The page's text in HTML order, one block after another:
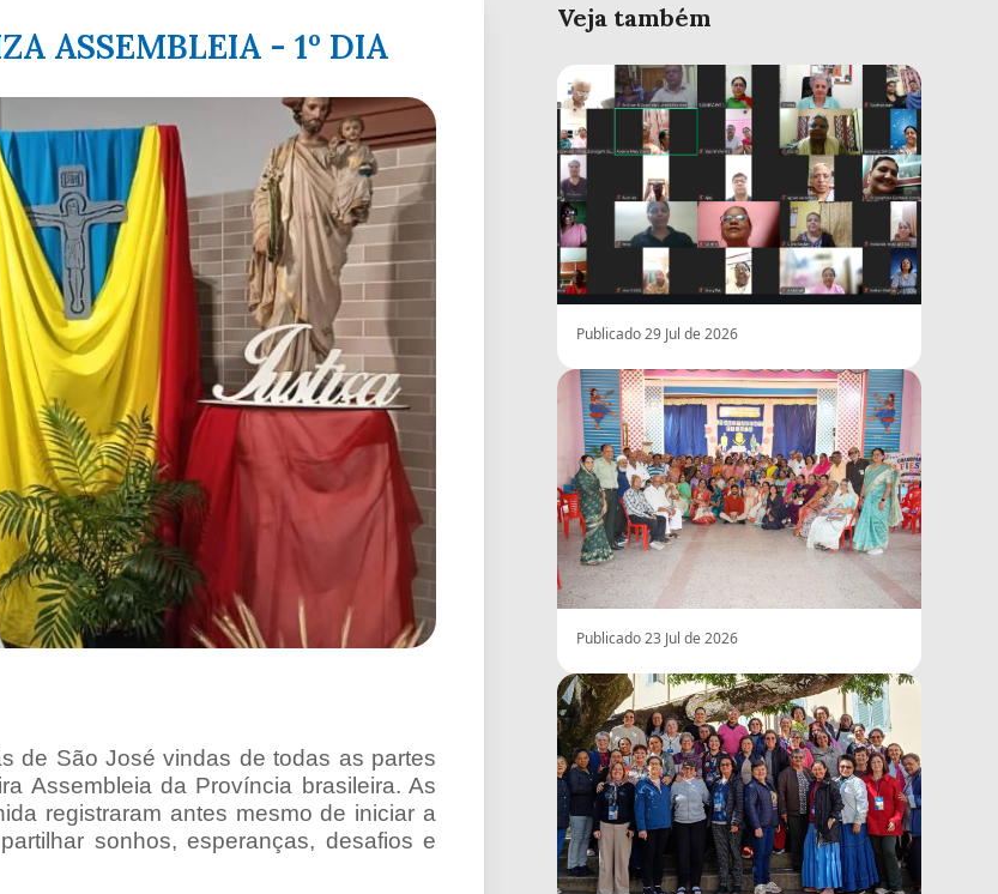
ASSEMBLEIA - 1º DIA
de São José vindas de todas as partes
Assembleia da Província brasileira. As
registraram antes mesmo de iniciar a
sonhos, esperanças, desafios e
Veja também
Publicado 29 Jul de 2026
Publicado 23 Jul de 2026